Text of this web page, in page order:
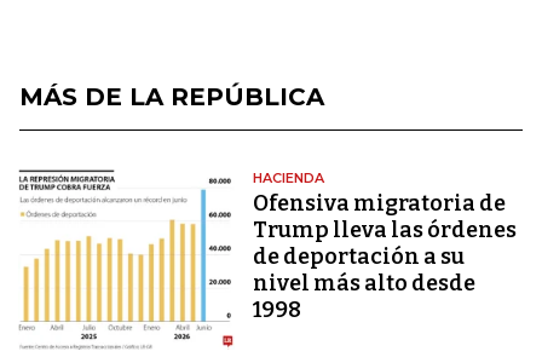
MÁS DE LA REPÚBLICA
HACIENDA
Ofensiva migratoria de
Trump lleva las órdenes
de deportación a su
nivel más alto desde
1998